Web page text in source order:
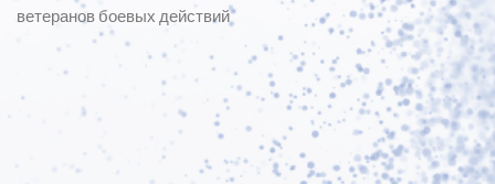
ветеранов боевых действий